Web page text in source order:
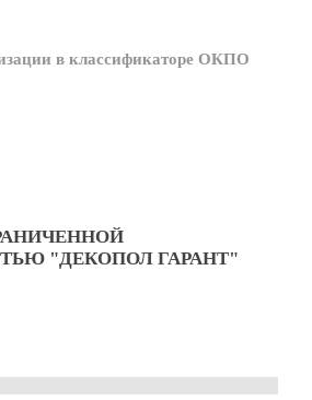
в классификаторе ОКПО
"ДЕКОПОЛ ГАРАНТ"